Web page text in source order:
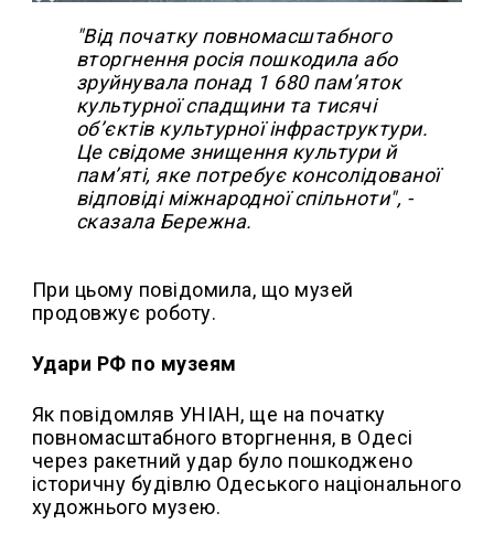
"Від початку повномасштабного
вторгнення росія пошкодила або
зруйнувала понад 1 680 пам’яток
культурної спадщини та тисячі
об’єктів культурної інфраструктури.
Це свідоме знищення культури й
пам’яті, яке потребує консолідованої
відповіді міжнародної спільноти", -
сказала Бережна.
При цьому повідомила, що музей
продовжує роботу.
Удари РФ по музеям
Як повідомляв УНІАН, ще на початку
повномасштабного вторгнення, в Одесі
через ракетний удар було пошкоджено
історичну будівлю Одеського національного
художнього музею.